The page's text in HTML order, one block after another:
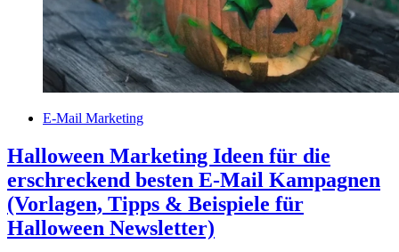
E-Mail Marketing
Halloween Marketing Ideen für die
erschreckend besten E-Mail Kampagnen
(Vorlagen, Tipps & Beispiele für
Halloween Newsletter)